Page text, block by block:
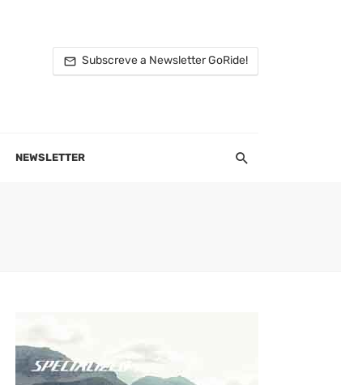
Subscreve a Newsletter GoRide!
NEWSLETTER